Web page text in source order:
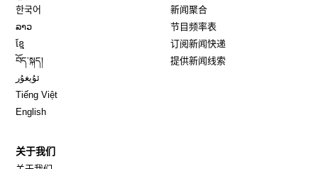
한국어
ລາວ
ខ្មែ
བོད་སྐད།
ئۇيغۇر
Tiếng Việt
English
新闻聚合
节目频率表
订阅新闻快递
提供新闻线索
关于我们